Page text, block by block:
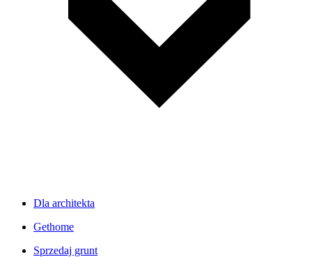
Dla architekta
Gethome
Sprzedaj grunt